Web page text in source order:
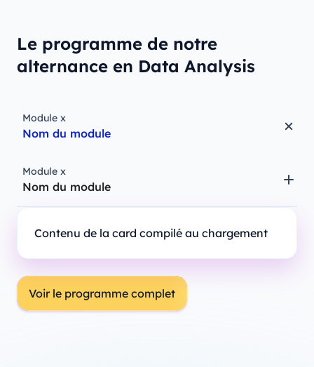
Le programme de notre
alternance en Data Analysis
Module x
Nom du module
Module x
Nom du module
Contenu de la card compilé au chargement
Voir le programme complet